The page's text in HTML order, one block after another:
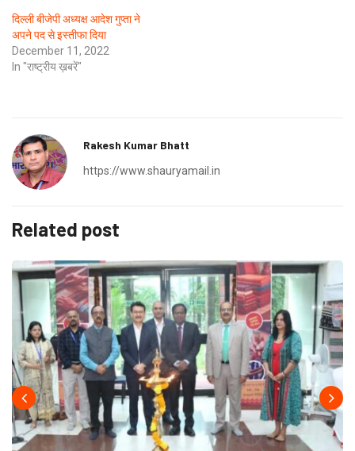
दिल्‍ली बीजेपी अध्‍यक्ष आदेश गुप्ता ने
अपने पद से इस्तीफा दिया
December 11, 2022
In "राष्ट्रीय ख़बरें"
Rakesh Kumar Bhatt
https://www.shauryamail.in
Related post